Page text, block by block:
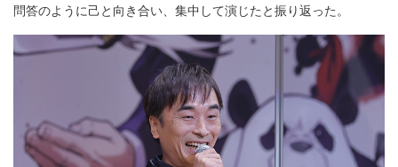
問答のように己と向き合い、集中して演じたと振り返った。